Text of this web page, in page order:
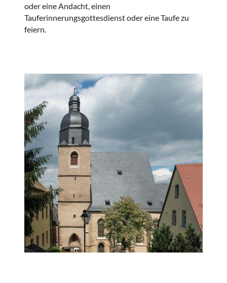
oder eine Andacht, einen
Tauferinnerungsgottesdienst oder eine Taufe zu
feiern.